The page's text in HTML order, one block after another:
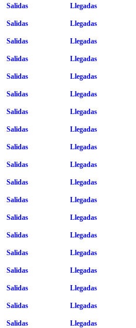
Salidas Llegadas
Salidas Llegadas
Salidas Llegadas
Salidas Llegadas
Salidas Llegadas
Salidas Llegadas
Salidas Llegadas
Salidas Llegadas
Salidas Llegadas
Salidas Llegadas
Salidas Llegadas
Salidas Llegadas
Salidas Llegadas
Salidas Llegadas
Salidas Llegadas
Salidas Llegadas
Salidas Llegadas
Salidas Llegadas
Salidas Llegadas